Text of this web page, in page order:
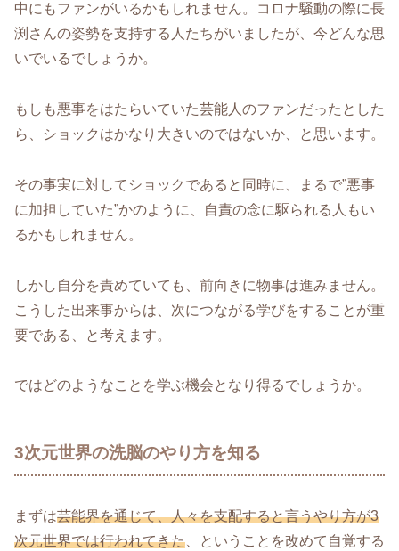
中にもファンがいるかもしれません。コロナ騒動の際に長
渕さんの姿勢を支持する人たちがいましたが、今どんな思
いでいるでしょうか。
もしも悪事をはたらいていた芸能人のファンだったとした
ら、ショックはかなり大きいのではないか、と思います。
その事実に対してショックであると同時に、まるで”悪事
に加担していた”かのように、自責の念に駆られる人もい
るかもしれません。
しかし自分を責めていても、前向きに物事は進みません。
こうした出来事からは、次につながる学びをすることが重
要である、と考えます。
ではどのようなことを学ぶ機会となり得るでしょうか。
3次元世界の洗脳のやり方を知る
まずは芸能界を通じて、人々を支配すると言うやり方が3
次元世界では行われてきた 、ということを改めて自覚する